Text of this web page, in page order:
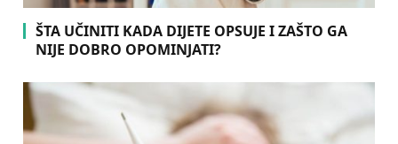
ŠTA UČINITI KADA DIJETE OPSUJE I ZAŠTO GA
NIJE DOBRO OPOMINJATI?